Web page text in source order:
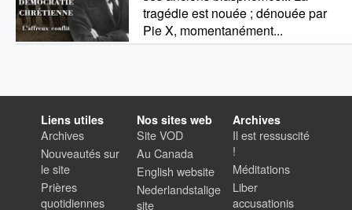
tragédie est nouée ; dénouée par
Pie X, momentanément...
Liens utiles
Archives
Nouveautés sur
le site
Prières
quotidiennes
Nos sites web
Site VOD
Au Canada
English website
Nederlandstalige
site
Archives
Il est ressuscité
!
Méditations
Liber
accusationis